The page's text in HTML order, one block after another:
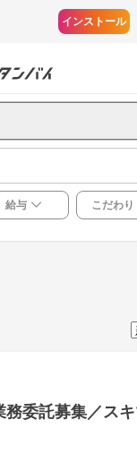
インストール
給与 こだわり
委託募集／ス